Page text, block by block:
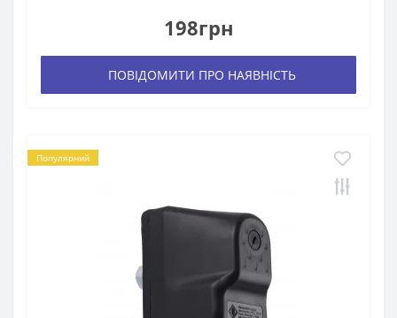
198грн
ПОВІДОМИТИ ПРО НАЯВНІСТЬ
Популярний